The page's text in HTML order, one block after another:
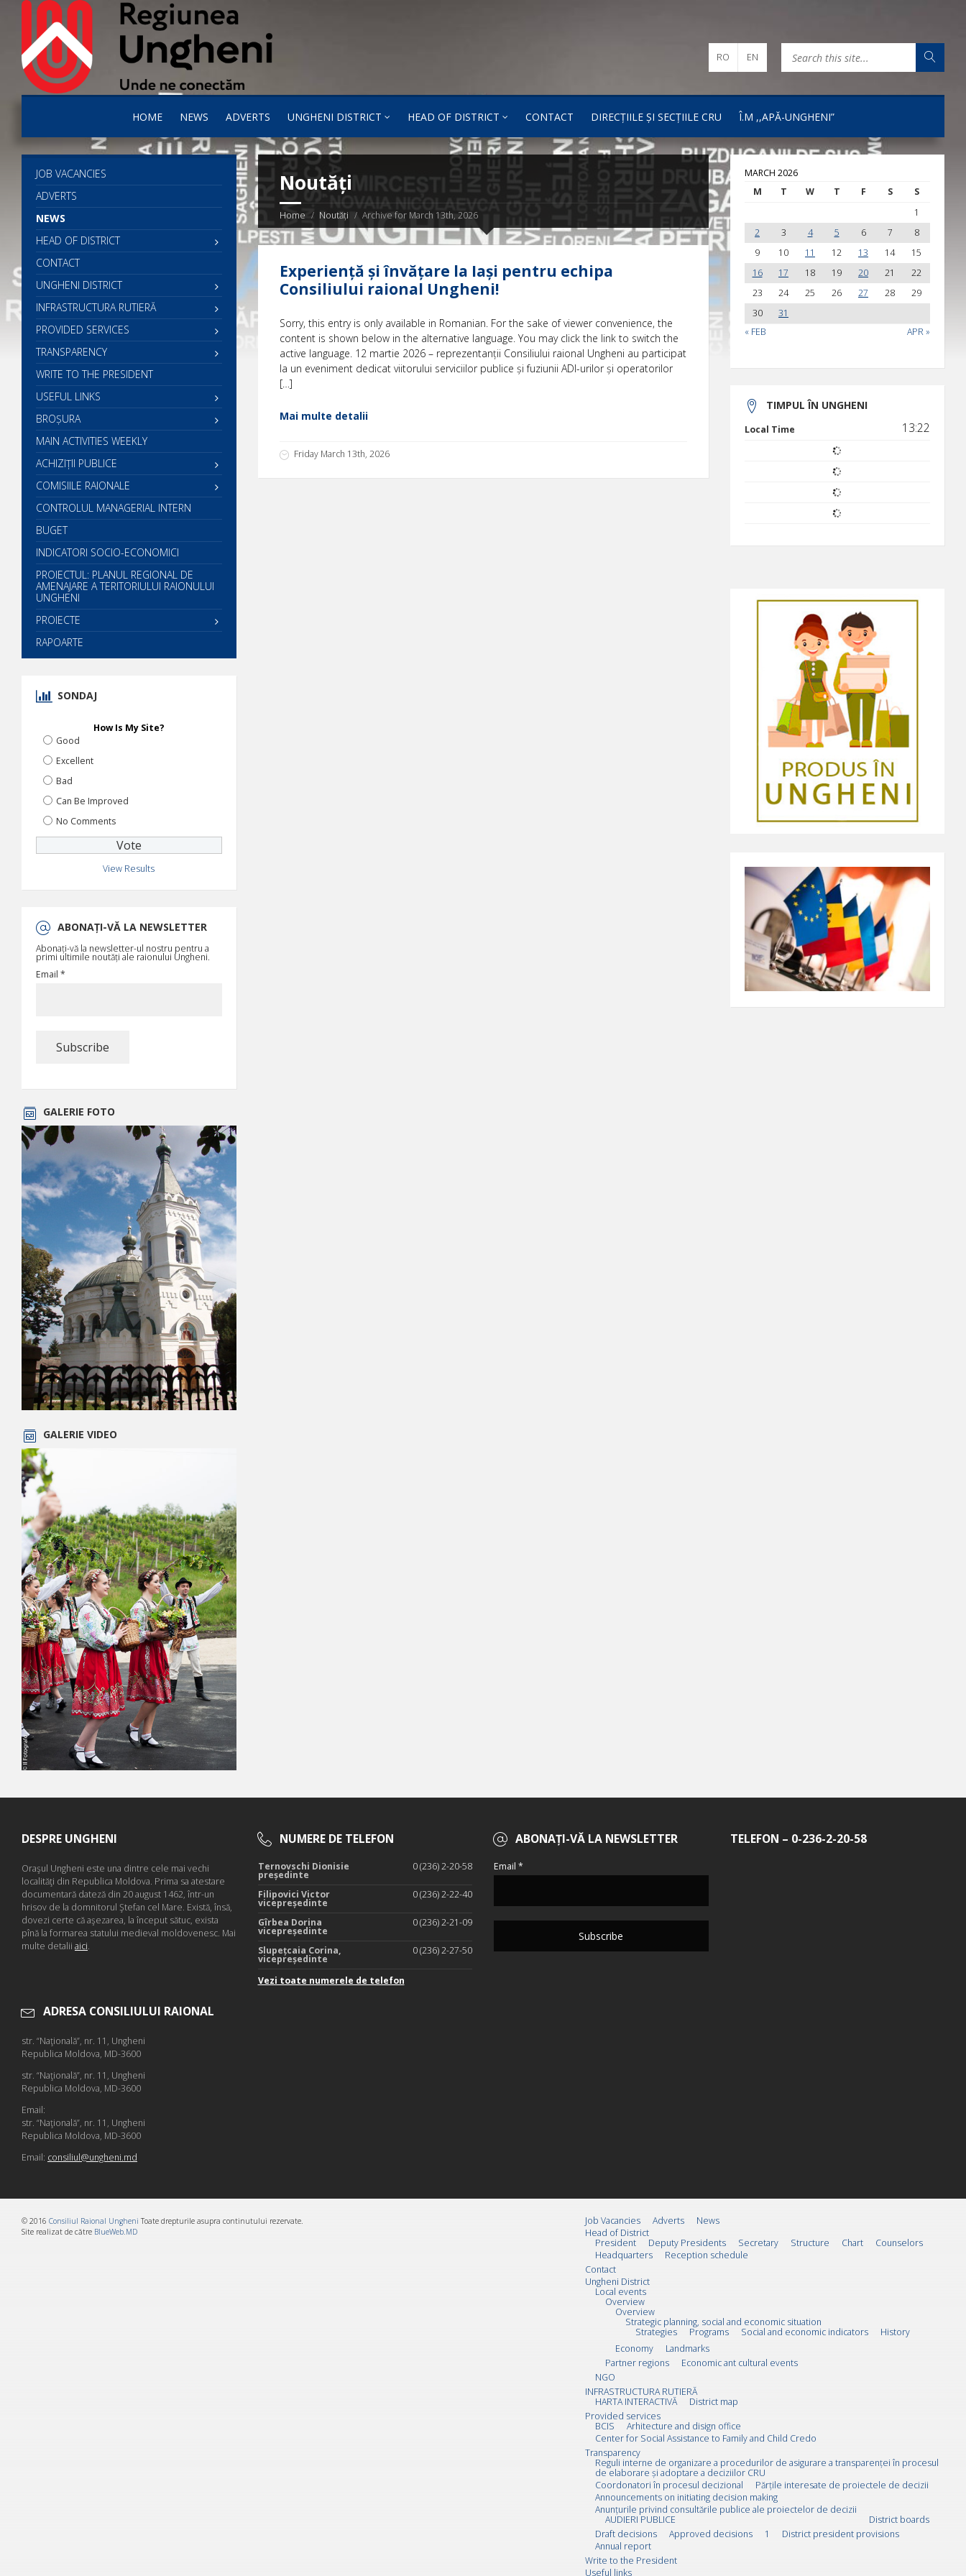
HOME NEWS ADVERTS UNGHENI DISTRICT HEAD OF DISTRICT CONTACT DIRECȚIILE ȘI SECȚIILE CRU Î.M ,,APĂ-UNGHENI”
RO EN
Noutăți
Home Noutăți Archive for March 13th, 2026
Experiență și învățare la Iași pentru echipa
Consiliului raional Ungheni!
Sorry, this entry is only available in Romanian. For the sake of viewer convenience, the
content is shown below in the alternative language. You may click the link to switch the
active language. 12 martie 2026 – reprezentanții Consiliului raional Ungheni au participat
la un eveniment dedicat viitorului serviciilor publice și fuziunii ADI-urilor și operatorilor
[…]
Mai multe detalii
Friday March 13th, 2026
JOB VACANCIES
ADVERTS
NEWS
HEAD OF DISTRICT
CONTACT
UNGHENI DISTRICT
INFRASTRUCTURA RUTIERĂ
PROVIDED SERVICES
TRANSPARENCY
WRITE TO THE PRESIDENT
USEFUL LINKS
BROȘURA
MAIN ACTIVITIES WEEKLY
ACHIZIȚII PUBLICE
COMISIILE RAIONALE
CONTROLUL MANAGERIAL INTERN
BUGET
INDICATORI SOCIO-ECONOMICI
PROIECTUL: PLANUL REGIONAL DE
AMENAJARE A TERITORIULUI RAIONULUI
UNGHENI
PROIECTE
RAPOARTE
SONDAJ
How Is My Site?
Good
Excellent
Bad
Can Be Improved
No Comments
View Results
ABONAȚI-VĂ LA NEWSLETTER
Abonați-vă la newsletter-ul nostru pentru a
primi ultimile noutăți ale raionului Ungheni.
Email *
GALERIE FOTO
GALERIE VIDEO
MARCH 2026
M
T W T F S S
« FEB APR »
1
2
3 4 5 6 7
8
9
10 11 12 13 14
15
16
17 18 19 20 21
22
23
24 25 26 27 28
29
30
31
TIMPUL ÎN UNGHENI
Local Time 13:22
DESPRE UNGHENI
Oraşul Ungheni este una dintre cele mai vechi
localităţi din Republica Moldova. Prima sa atestare
documentară dateză din 20 august 1462, într-un
hrisov de la domnitorul Ştefan cel Mare. Există, însă,
dovezi certe că aşezarea, la început sătuc, exista
pînă la formarea statului medieval moldovenesc. Mai
multe detalii aici.
NUMERE DE TELEFON
Ternovschi Dionisie
președinte
0 (236) 2-20-58
Filipovici Victor
vicepreședinte
0 (236) 2-22-40
Gîrbea Dorina
vicepreședinte
0 (236) 2-21-09
Slupețcaia Corina,
vicepreședinte
0 (236) 2-27-50
Vezi toate numerele de telefon
ABONAȚI-VĂ LA NEWSLETTER
Email *
TELEFON – 0-236-2-20-58
ADRESA CONSILIULUI RAIONAL
str. “Naţională”, nr. 11, Ungheni
Republica Moldova, MD-3600
str. “Naţională”, nr. 11, Ungheni
Republica Moldova, MD-3600
Email:
str. “Naţională”, nr. 11, Ungheni
Republica Moldova, MD-3600
Email: consiliul@ungheni.md
Job Vacancies Adverts
News
Head of District
President
Deputy Presidents Secretary Structure Chart
Counselors
Headquarters
Reception schedule
Contact
Ungheni District
Local events
Overview
Overview
Strategic planning, social and economic situation
Strategies
Programs Social and economic indicators
History
Economy
Landmarks
Partner regions
Economic ant cultural events
NGO
INFRASTRUCTURA RUTIERĂ
HARTA INTERACTIVĂ
District map
Provided services
BCIS
Arhitecture and disign office
Center for Social Assistance to Family and Child Credo
Transparency
Reguli interne de organizare a procedurilor de asigurare a transparenței în procesul
de elaborare și adoptare a deciziilor CRU
Coordonatori în procesul decizional
Părțile interesate de proiectele de decizii
Announcements on initiating decision making
Anunțurile privind consultările publice ale proiectelor de decizii
AUDIERI PUBLICE
District boards
Draft decisions
Approved decisions 1
District president provisions
Annual report
Write to the President
Useful links
© 2016 Consiliul Raional Ungheni Toate drepturile asupra continutului rezervate.
Site realizat de către BlueWeb.MD